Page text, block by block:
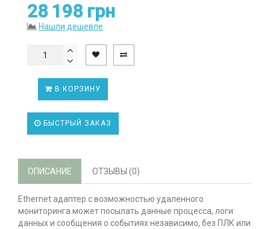
28 198 грн
Нашли дешевле
В КОРЗИНУ
БЫСТРЫЙ ЗАКАЗ
ОПИСАНИЕ ОТЗЫВЫ (0)
Ethernet адаптер с возможностью удаленного
мониторинга может посылать данные процесса, логи
данных и сообщения о событиях независимо, без ПЛК или